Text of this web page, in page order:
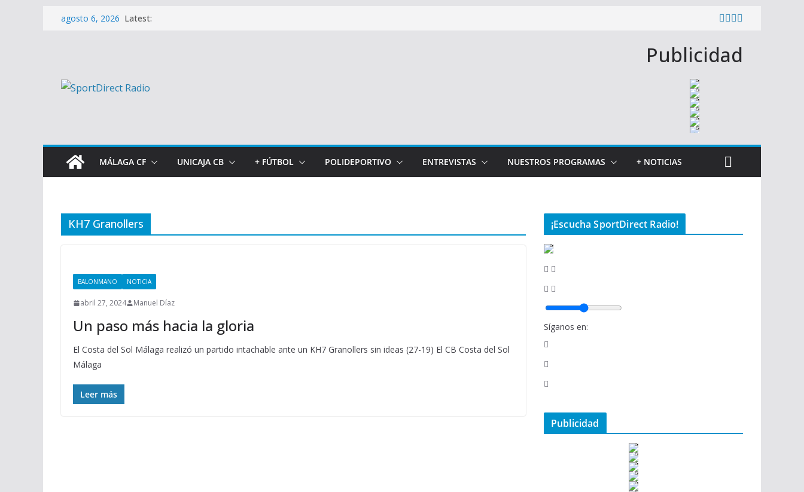
Saltaragosto 6, 2026 Latest:
Publicidad
MÁLAGA CF UNICAJA CB + FÚTBOL POLIDEPORTIVO ENTREVISTAS NUESTROS PROGRAMAS + NOTICIAS
KH7 Granollers
BALONMANO NOTICIA
abril 27, 2024 Manuel Díaz
Un paso más hacia la gloria
El Costa del Sol Málaga realizó un partido intachable ante un KH7 Granollers sin ideas (27-19) El CB Costa del Sol
Málaga
Leer más
¡Escucha SportDirect Radio!
Síganos en:
Publicidad